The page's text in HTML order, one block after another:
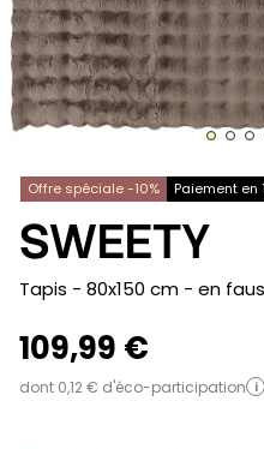
Offre spéciale -10% Paiement en
SWEETY
-
Tapis - 80x150 cm - en
109,99 €
dont 0,12 € d'éco-participation i